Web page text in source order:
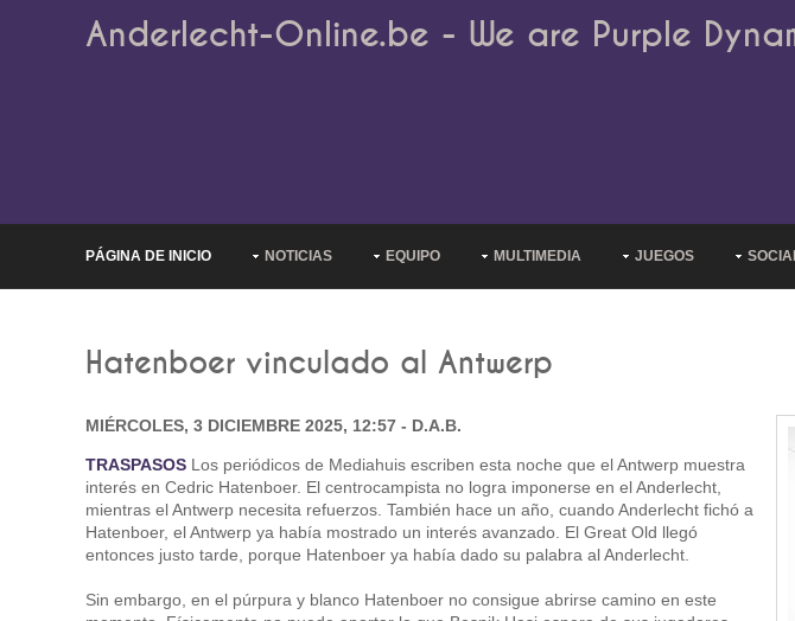
Anderlecht-Online.be - We are Purple
PÁGINA DE INICIO NOTICIAS EQUIPO MULTIMEDIA JUEGOS
Hatenboer vinculado al Antwerp
MIÉRCOLES, 3 DICIEMBRE 2025, 12:57 - D.A.B.
TRASPASOS Los periódicos de Mediahuis escriben esta noche que el Antwerp muestra
interés en Cedric Hatenboer. El centrocampista no logra imponerse en el Anderlecht,
mientras el Antwerp necesita refuerzos. También hace un año, cuando Anderlecht fichó a
Hatenboer, el Antwerp ya había mostrado un interés avanzado. El Great Old llegó
entonces justo tarde, porque Hatenboer ya había dado su palabra al Anderlecht.
Sin embargo, en el púrpura y blanco Hatenboer no consigue abrirse camino en este